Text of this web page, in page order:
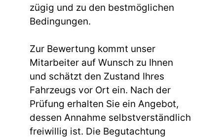
zügig und zu den bestmöglichen
Bedingungen.
Zur Bewertung kommt unser
Mitarbeiter auf Wunsch zu Ihnen
und schätzt den Zustand Ihres
Fahrzeugs vor Ort ein. Nach der
Prüfung erhalten Sie ein Angebot,
dessen Annahme selbstverständlich
freiwillig ist. Die Begutachtung